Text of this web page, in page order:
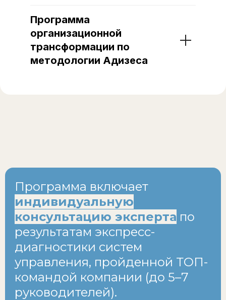
Программа
организационной
трансформации по
методологии Адизеса
Программа включает
индивидуальную
консультацию эксперта по
результатам экспресс-
диагностики систем
управления, пройденной ТОП-
командой компании (до 5–7
руководителей).